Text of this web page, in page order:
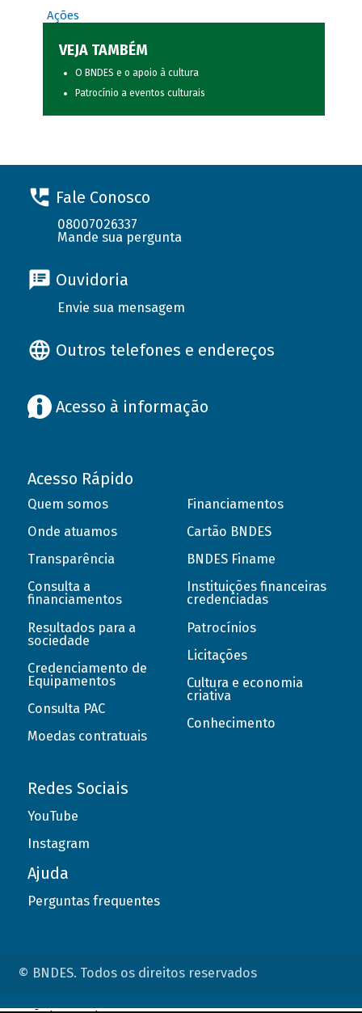
Ações
VEJA TAMBÉM
O BNDES e o apoio à cultura
Patrocínio a eventos culturais
Fale Conosco
08007026337
Mande sua pergunta
Ouvidoria
Envie sua mensagem
Outros telefones e endereços
Acesso à informação
Acesso Rápido
Quem somos
Onde atuamos
Transparência
Consulta a
financiamentos
Resultados para a
sociedade
Credenciamento de
Equipamentos
Consulta PAC
Moedas contratuais
Financiamentos
Cartão BNDES
BNDES Finame
Instituições financeiras
credenciadas
Patrocínios
Licitações
Cultura e economia
criativa
Conhecimento
Redes Sociais
YouTube
Instagram
Ajuda
Perguntas frequentes
© BNDES. Todos os direitos reservados